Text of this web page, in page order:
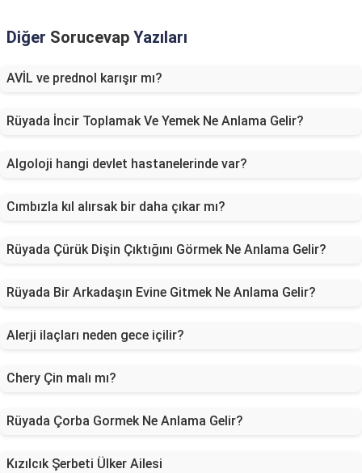
Diğer Sorucevap Yazıları
AVİL ve prednol karışır mı?
Rüyada İncir Toplamak Ve Yemek Ne Anlama Gelir?
Algoloji hangi devlet hastanelerinde var?
Cımbızla kıl alırsak bir daha çıkar mı?
Rüyada Çürük Dişin Çıktığını Görmek Ne Anlama Gelir?
Rüyada Bir Arkadaşın Evine Gitmek Ne Anlama Gelir?
Alerji ilaçları neden gece içilir?
Chery Çin malı mı?
Rüyada Çorba Gormek Ne Anlama Gelir?
Kızılcık Şerbeti Ülker Ailesi